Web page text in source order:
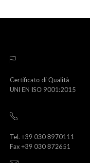
Certificato di Qualità
UNI EN ISO 9001:2015
Tel. +39 030 8970111
Fax +39 030 872651